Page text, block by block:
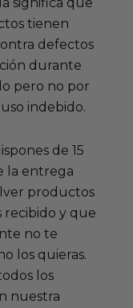
tienen
defectos
durante
pero no por
indebido.
de 15
la entrega
productos
recibido y que
no te
los quieras.
los
nuestra